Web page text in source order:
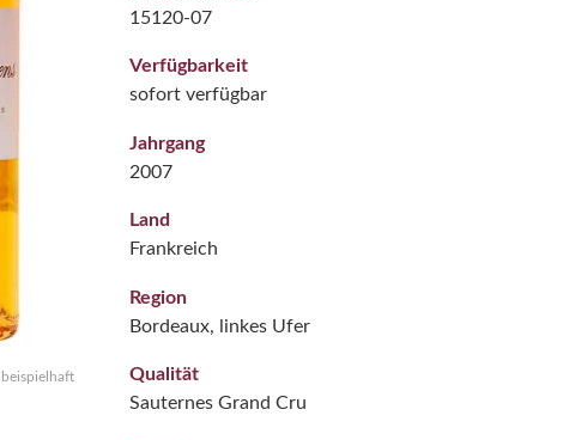
15120-07
Verfügbarkeit
sofort verfügbar
Jahrgang
2007
Land
Frankreich
Region
Bordeaux, linkes Ufer
Qualität
Sauternes Grand Cru